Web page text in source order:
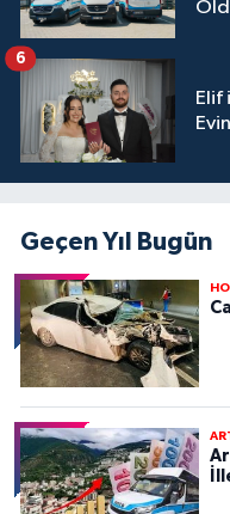
Elif
6
Geçen Yıl Bugün